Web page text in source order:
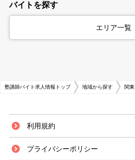
バイトを探す
エリア一覧
塾講師バイト求人情報トップ 地域から探す 関東
利用規約
プライバシーポリシー